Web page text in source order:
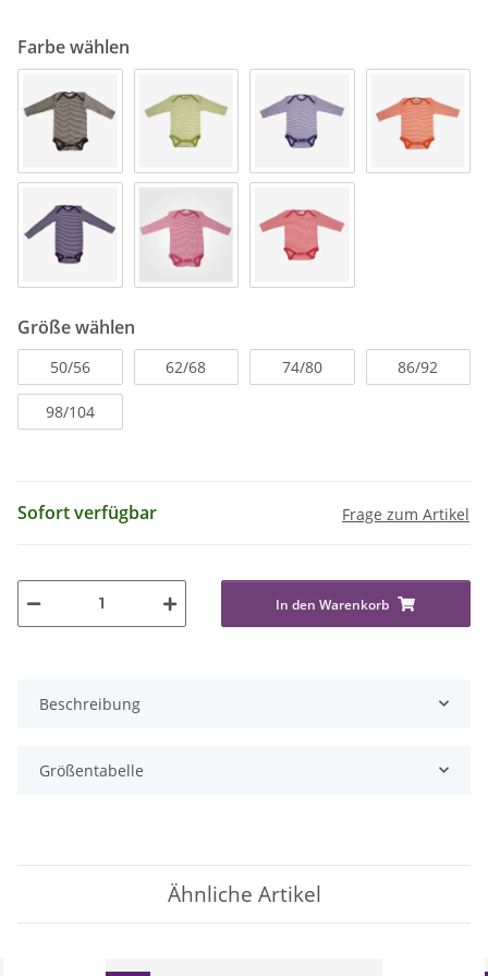
Farbe wählen
Größe wählen
50/56 62/68 74/80 86/92
98/104
Sofort verfügbar Frage zum Artikel
In den Warenkorb
Beschreibung
Größentabelle
Ähnliche Artikel